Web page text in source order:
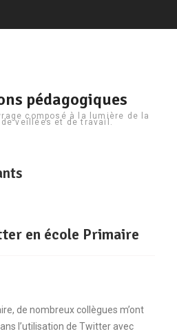
pédagogiques
composé à la lumière de la
de veillées et de travail.
en école Primaire
de nombreux collègues m’ont
l’utilisation de Twitter avec